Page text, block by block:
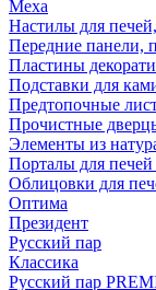
Меха
Настилы для
Передние панели,
Пластины
Подставки для
Предтопочные
Прочистные
Элементы из
Порталы для
Облицовки для
Оптима
Президент
Русский пар
Классика
Русский пар